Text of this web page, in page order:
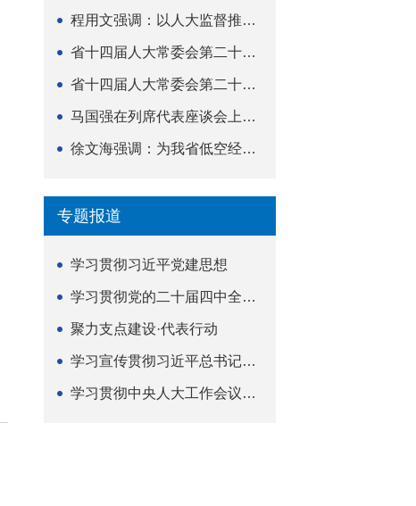
程用文强调：以人大监督推动科技金融高质量发展
省十四届人大常委会第二十五次会议闭幕
省十四届人大常委会第二十五次会议举行
马国强在列席代表座谈会上强调 以精准履职筑牢荆楚...
徐文海强调：为我省低空经济高质量发展提供法治支撑
专题报道
学习贯彻习近平党建思想
学习贯彻党的二十届四中全会精神
聚力支点建设·代表行动
学习宣传贯彻习近平总书记关于坚持
学习贯彻中央人大工作会议精神